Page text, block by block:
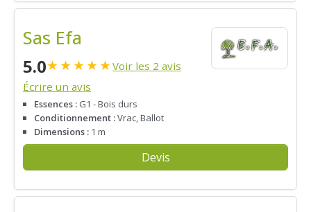
Sas Efa
5.0★★★★★Voir les 2 avis
Écrire un avis
Essences : G1 - Bois durs
Conditionnement :Vrac, Ballot
Dimensions : 1 m
Devis